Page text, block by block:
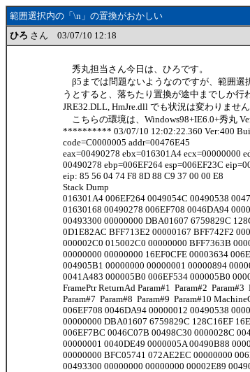
範囲選択内の「\n」の置換がおかしい
ひろ さん 03/07/10 12:18
秀丸担当さん今日は、ひろです。
β5までは問題ないようなのですが、範囲選
うとすると、落ちたり置換が途中までしか行
JRE32.DLL, HmJre.dll でも状況は変わりません
こちらの環境は、Windows98+IE6.0+秀丸
********** 03/07/10 12:02:22.360 Ver:400
code=C0000005 addr=00476E45
eax=00490278 ebx=016301A4 ecx=00000000
00490278 ebp=006EF264 esp=006EF23C
eip: 85 56 04 74 F8 8D 88 C9 37 00 00 E8
Stack Dump
016301A4 006EF264 0049054C 00490538
01630168 00490278 006EF708 0046DA94
00493300 00000000 DBA01607 6759829C
0D1E82AC BFF713E2 00000167 BFF742F2
000002C0 015002C0 00000000 BFF7363B
00000000 00000000 16EF0CFE 00003634
004905B1 00000000 00000001 00000894
0041A483 000005B0 006EF534 000005B0
FramePtr ReturnAd Param#1 Param#2 Param#3
Param#7 Param#8 Param#9 Param#10
006EF708 0046DA94 00000012 00490538
00000000 DBA01607 6759829C 128C16EF
006EF7BC 0046C07B 00498C30 0000028C
00000001 0040DE49 0000005A 00490B88
00000000 BFC05741 072AE2EC 00000000
00493300 00000000 00000000 00002E89